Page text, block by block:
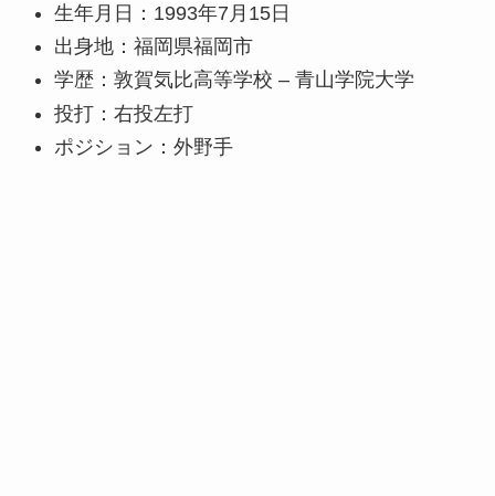
生年月日：1993年7月15日
出身地：福岡県福岡市
学歴：敦賀気比高等学校 – 青山学院大学
投打：右投左打
ポジション：外野手